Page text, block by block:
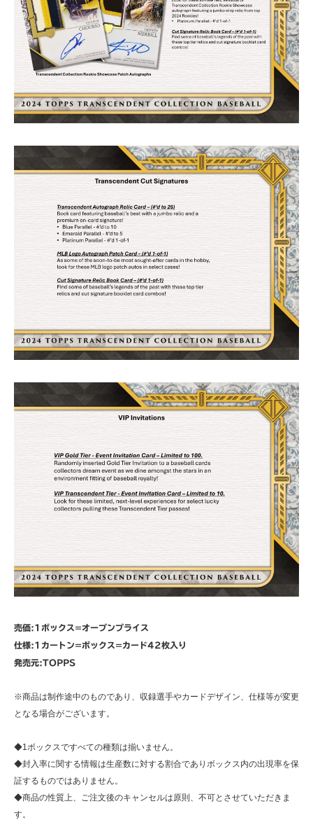
売価:1ボックス=オープンプライス
仕様:1カートン=ボックス=カード42枚入り
発売元:TOPPS
※商品は制作途中のものであり、収録選手やカードデザイン、仕様等が変更
となる場合がございます。
◆1ボックスですべての種類は揃いません。
◆封入率に関する情報は生産数に対する割合でありボックス内の出現率を保
証するものではありません。
◆商品の性質上、ご注文後のキャンセルは原則、不可とさせていただきま
す。